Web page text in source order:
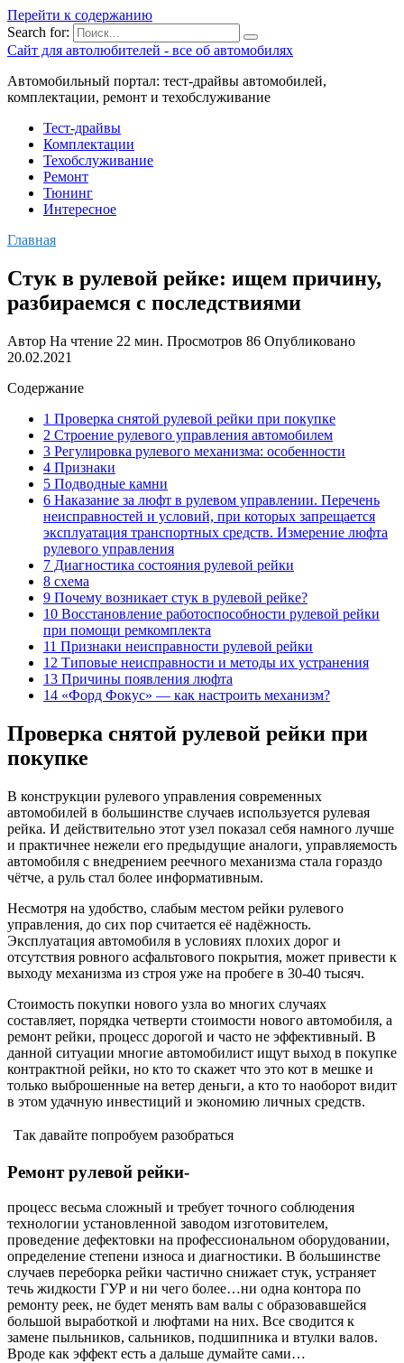
Перейти к содержанию
Search for:
Сайт для автолюбителей - все об автомобилях
Автомобильный портал: тест-драйвы автомобилей,
комплектации, ремонт и техобслуживание
Тест-драйвы
Комплектации
Техобслуживание
Ремонт
Тюнинг
Интересное
Главная
Стук в рулевой рейке: ищем причину,
разбираемся с последствиями
Автор На чтение 22 мин. Просмотров 86 Опубликовано
20.02.2021
Содержание
1 Проверка снятой рулевой рейки при покупке
2 Строение рулевого управления автомобилем
3 Регулировка рулевого механизма: особенности
4 Признаки
5 Подводные камни
6 Наказание за люфт в рулевом управлении. Перечень
неисправностей и условий, при которых запрещается
эксплуатация транспортных средств. Измерение люфта
рулевого управления
7 Диагностика состояния рулевой рейки
8 схема
9 Почему возникает стук в рулевой рейке?
10 Восстановление работоспособности рулевой рейки
при помощи ремкомплекта
11 Признаки неисправности рулевой рейки
12 Типовые неисправности и методы их устранения
13 Причины появления люфта
14 «Форд Фокус» — как настроить механизм?
Проверка снятой рулевой рейки при
покупке
В конструкции рулевого управления современных
автомобилей в большинстве случаев используется рулевая
рейка. И действительно этот узел показал себя намного лучше
и практичнее нежели его предыдущие аналоги, управляемость
автомобиля с внедрением реечного механизма стала гораздо
чётче, а руль стал более информативным.
Несмотря на удобство, слабым местом рейки рулевого
управления, до сих пор считается её надёжность.
Эксплуатация автомобиля в условиях плохих дорог и
отсутствия ровного асфальтового покрытия, может привести к
выходу механизма из строя уже на пробеге в 30-40 тысяч.
Стоимость покупки нового узла во многих случаях
составляет, порядка четверти стоимости нового автомобиля, а
ремонт рейки, процесс дорогой и часто не эффективный. В
данной ситуации многие автомобилист ищут выход в покупке
контрактной рейки, но кто то скажет что это кот в мешке и
только выброшенные на ветер деньги, а кто то наоборот видит
в этом удачную инвестиций и экономию личных средств.
Так давайте попробуем разобраться
Ремонт рулевой рейки-
процесс весьма сложный и требует точного соблюдения
технологии установленной заводом изготовителем,
проведение дефектовки на профессиональном оборудовании,
определение степени износа и диагностики. В большинстве
случаев переборка рейки частично снижает стук, устраняет
течь жидкости ГУР и ни чего более…ни одна контора по
ремонту реек, не будет менять вам валы с образовавшейся
большой выработкой и люфтами на них. Все сводится к
замене пыльников, сальников, подшипника и втулки валов.
Вроде как эффект есть а дальше думайте сами…